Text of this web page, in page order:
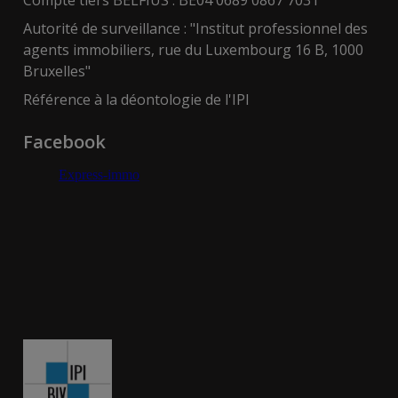
Autorité de surveillance : "Institut professionnel des
agents immobiliers, rue du Luxembourg 16 B, 1000
Bruxelles"
Référence à la déontologie de l'IPI
Facebook